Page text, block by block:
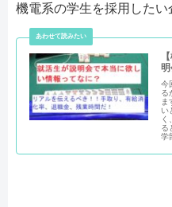
機電系の学生を採用したい
明
今
る
ま
い
く
る
学